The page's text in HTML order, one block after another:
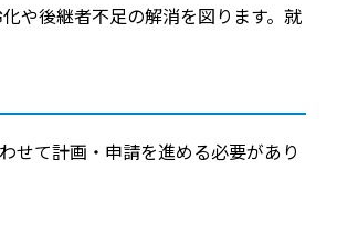
や後継者不足の解消を図ります。就
せて計画・申請を進める必要があり